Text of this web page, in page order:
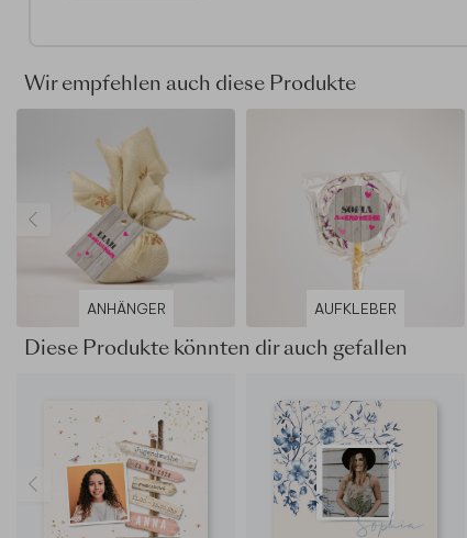
Auf der Suche nach mehr Inspiration? Sieh dir hier unsere
Einladungen zur Jugendweihe
Wir empfehlen auch diese Produkte
ANHÄNGER AUFKLEBER
Diese Produkte könnten dir auch gefallen